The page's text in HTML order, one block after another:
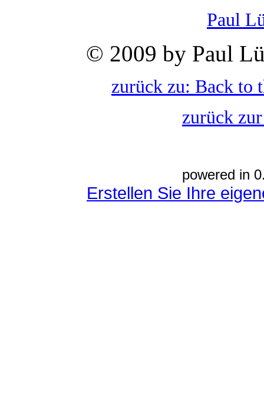
Paul
© 2009 by Paul
zurück zu: Back to
zurück
powered in
Erstellen Sie Ihre